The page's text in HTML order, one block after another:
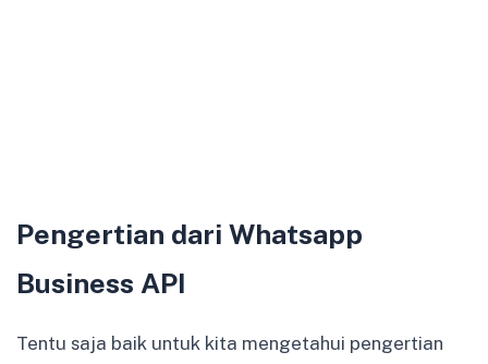
Pengertian dari Whatsapp
Business API
Tentu saja baik untuk kita mengetahui pengertian